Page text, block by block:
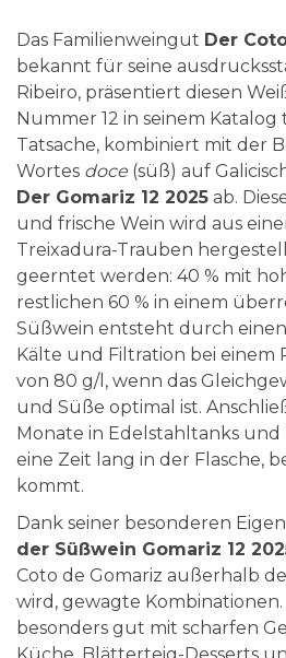
Das Familienweingut Der
bekannt für seine
Ribeiro, präsentiert diesen
Nummer 12 in seinem Katalog
Tatsache, kombiniert mit der
Wortes doce (süß) auf
Der Gomariz 12 2025 ab.
und frische Wein wird aus
Treixadura-Trauben
geerntet werden: 40 % mit
restlichen 60 % in einem
Süßwein entsteht durch
Kälte und Filtration bei einem
von 80 g/l, wenn das
und Süße optimal ist.
Monate in Edelstahltanks
eine Zeit lang in der Flasche,
kommt.
Dank seiner besonderen
der Süßwein Gomariz 12
Coto de Gomariz außerhalb
wird, gewagte
besonders gut mit scharfen